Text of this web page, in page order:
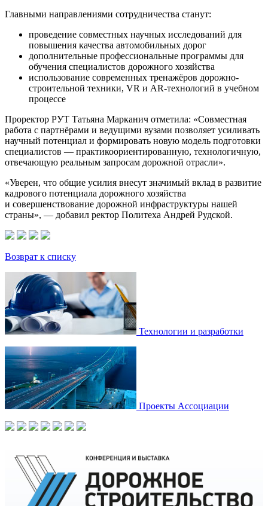
Главными направлениями сотрудничества станут:
проведение совместных научных исследований для
повышения качества автомобильных дорог
дополнительные профессиональные программы для
обучения специалистов дорожного хозяйства
использование современных тренажёров дорожно-
строительной техники, VR и AR-технологий в учебном
процессе
Проректор РУТ Татьяна Марканич отметила: «Совместная
работа с партнёрами и ведущими вузами позволяет усиливать
научный потенциал и формировать новую модель подготовки
специалистов — практикоориентированную, технологичную,
отвечающую реальным запросам дорожной отрасли».
«Уверен, что общие усилия внесут значимый вклад в развитие
кадрового потенциала дорожного хозяйства
и совершенствование дорожной инфраструктуры нашей
страны», — добавил ректор Политеха Андрей Рудской.
Возврат к списку
Технологии и разработки
Проекты Ассоциации